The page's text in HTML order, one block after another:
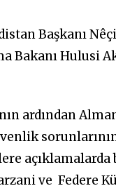
Başkanı
Bakanı Hulusi
ardından
açıklamalarda
ve Federe